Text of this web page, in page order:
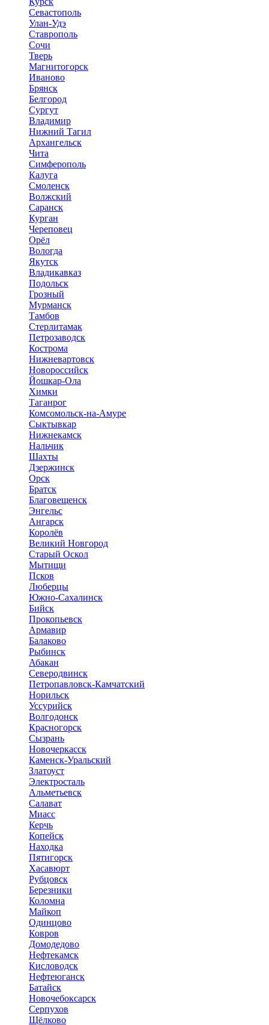
Севастополь
Улан-Удэ
Ставрополь
Сочи
Тверь
Магнитогорск
Иваново
Брянск
Белгород
Сургут
Владимир
Нижний Тагил
Архангельск
Чита
Симферополь
Калуга
Смоленск
Волжский
Саранск
Курган
Череповец
Орёл
Вологда
Якутск
Владикавказ
Подольск
Грозный
Мурманск
Тамбов
Стерлитамак
Петрозаводск
Кострома
Нижневартовск
Новороссийск
Йошкар-Ола
Химки
Таганрог
Комсомольск-на-Амуре
Сыктывкар
Нижнекамск
Нальчик
Шахты
Дзержинск
Орск
Братск
Благовещенск
Энгельс
Ангарск
Королёв
Великий Новгород
Старый Оскол
Мытищи
Псков
Люберцы
Южно-Сахалинск
Бийск
Прокопьевск
Армавир
Балаково
Рыбинск
Абакан
Северодвинск
Петропавловск-Камчатский
Норильск
Уссурийск
Волгодонск
Красногорск
Сызрань
Новочеркасск
Каменск-Уральский
Златоуст
Электросталь
Альметьевск
Салават
Миасс
Керчь
Копейск
Находка
Пятигорск
Хасавюрт
Рубцовск
Березники
Коломна
Майкоп
Одинцово
Ковров
Домодедово
Нефтекамск
Кисловодск
Нефтеюганск
Батайск
Новочебоксарск
Серпухов
Щёлково